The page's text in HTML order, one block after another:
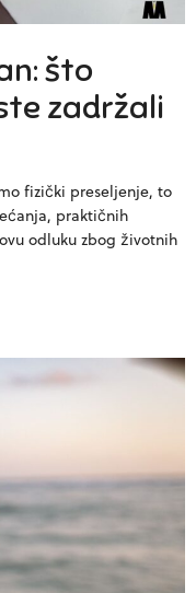
što
zadržali
fizički preseljenje, to
praktičnih
odluku zbog životnih